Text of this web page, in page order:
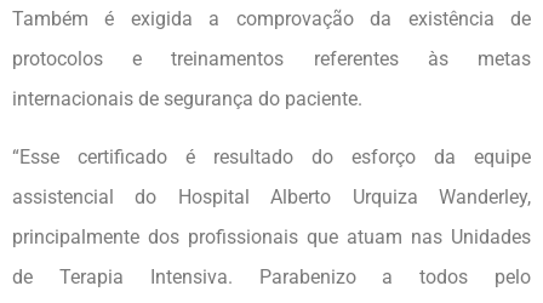
Também é exigida a comprovação da existência de
protocolos e treinamentos referentes às metas
internacionais de segurança do paciente.
“Esse certificado é resultado do esforço da equipe
assistencial do Hospital Alberto Urquiza Wanderley,
principalmente dos profissionais que atuam nas Unidades
de Terapia Intensiva. Parabenizo a todos pelo